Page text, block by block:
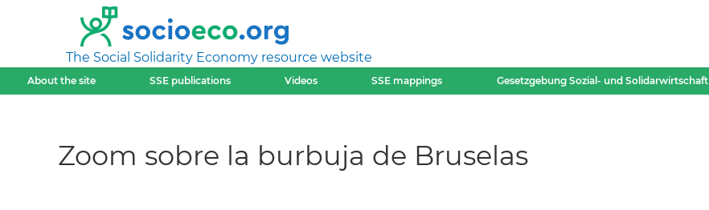
The Social Solidarity Economy resource website
About the site SSE publications Videos SSE mappings Gesetzgebung Sozial- und Solidarwirtschaft
Zoom sobre la burbuja de Bruselas